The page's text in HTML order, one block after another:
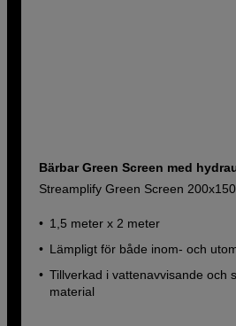
Bärbar Green Screen med
Streamplify Green Screen
1,5 meter x 2 meter
Lämpligt för både inom- och
Tillverkad i vattenavvisande och
material